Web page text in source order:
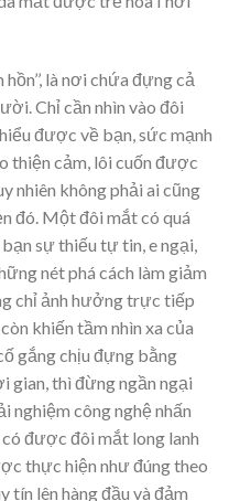
là nơi chứa đựng cả
Chỉ cần nhìn vào đôi
được về bạn, sức mạnh
thiện cảm, lôi cuốn được
nhiên không phải ai cũng
đó. Một đôi mắt có quá
sự thiếu tự tin, e ngại,
nét phá cách làm giảm
chỉ ảnh hưởng trực tiếp
khiến tầm nhìn xa của
gắng chịu đựng bằng
gian, thì đừng ngần ngại
nghiệm công nghệ nhấn
được đôi mắt long lanh
thực hiện như đúng theo
lên hàng đầu và đảm